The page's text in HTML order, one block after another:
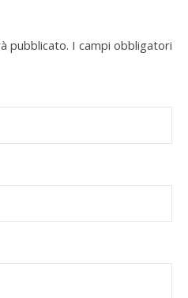
pubblicato. I campi obbligatori